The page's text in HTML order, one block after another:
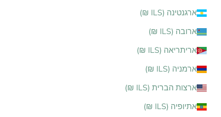
ארגנטינה (ILS ₪)
ארובה (ILS ₪)
אריתריאה (ILS ₪)
ארמניה (ILS ₪)
ארצות הברית (ILS ₪)
אתיופיה (ILS ₪)